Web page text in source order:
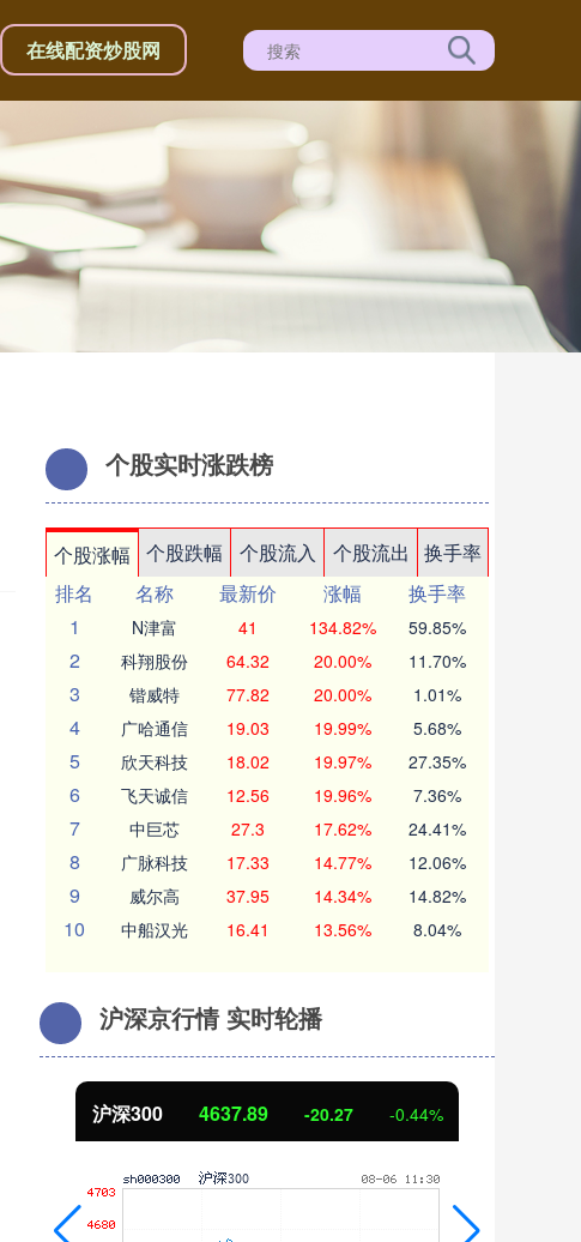
在线配资炒股网
个股实时涨跌榜
个股涨幅 个股跌幅 个股流入 个股流出
换手率
排名
名称 最新价 涨幅
换手率
1
N津富 41 134.82% 59.85%
2 科翔股份 64.32 20.00% 11.70%
3 锴威特 77.82 20.00% 1.01%
4 广哈通信 19.03 19.99% 5.68%
5 欣天科技 18.02 19.97% 27.35%
6 飞天诚信 12.56 19.96% 7.36%
7 中巨芯 27.3 17.62% 24.41%
8 广脉科技 17.33 14.77% 12.06%
9 威尔高 37.95 14.34% 14.82%
10 中船汉光 16.41 13.56% 8.04%
沪深京行情 实时轮播
沪深300 4637.89 -20.27 -0.44%